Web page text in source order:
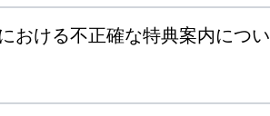
おける不正確な特典案内につい